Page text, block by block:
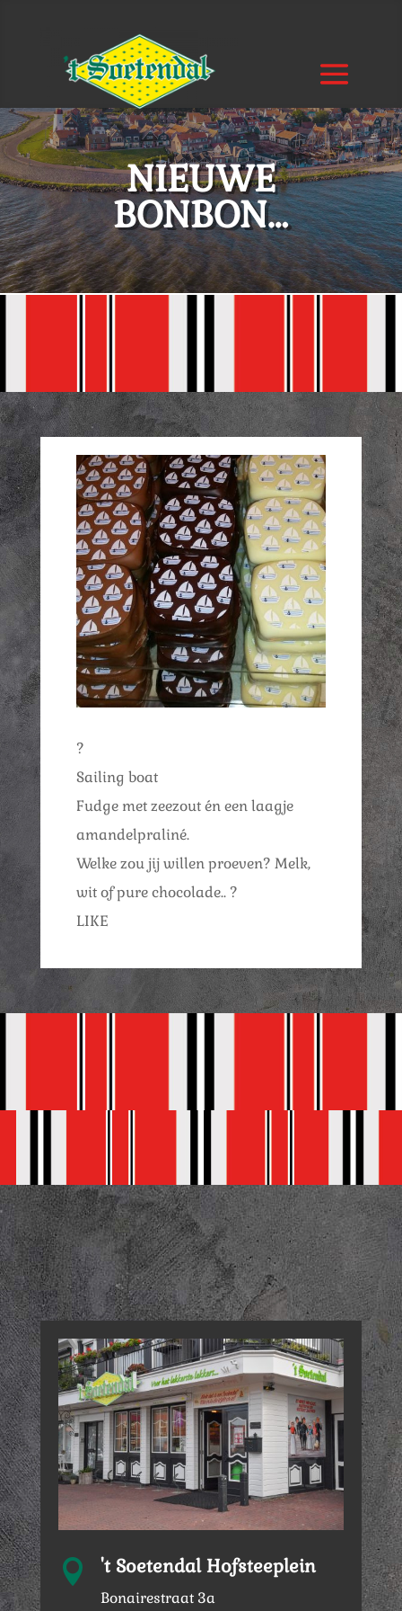
NIEUWE
BONBON…
?
Sailing boat
Fudge met zeezout én een laagje
amandelpraliné.
Welke zou jij willen proeven? Melk,
wit of pure chocolade.. ?
LIKE
 't Soetendal Hofsteeplein
Bonairestraat 3a